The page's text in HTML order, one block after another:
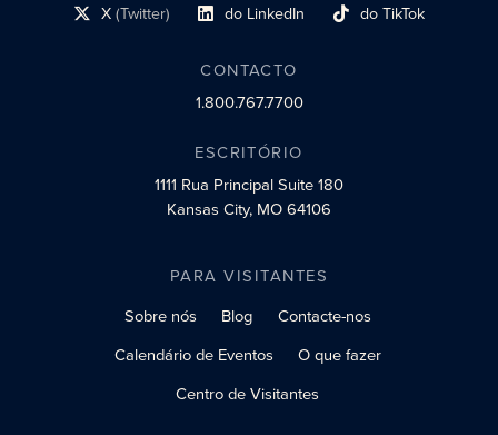
Link do perfil social
X(Twitter) Link do perfil social
do LinkedIn Link do perfil social
do TikTok
CONTACTO
1.800.767.7700
ESCRITÓRIO
1111 Rua PrincipalSuite 180
Kansas City, MO 64106
PARA VISITANTES
Sobre nós
Blog
Contacte-nos
Calendário de Eventos
O que fazer
Centro de Visitantes